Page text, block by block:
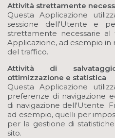
Attività strettamente
Questa Applicazione
sessione dell'Utente e
strettamente necessarie
Applicazione, ad esempio in
del traffico.
Attività di
ottimizzazione e statistica
Questa Applicazione
preferenze di navigazione
di navigazione dell'Utente.
ad esempio, quelli per
per la gestione di
sito.